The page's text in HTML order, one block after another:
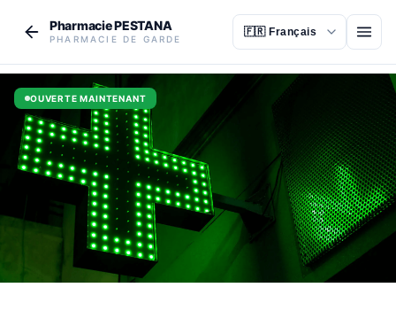
Pharmacie PESTANA
PHARMACIE DE GARDE
OUVERTE MAINTENANT